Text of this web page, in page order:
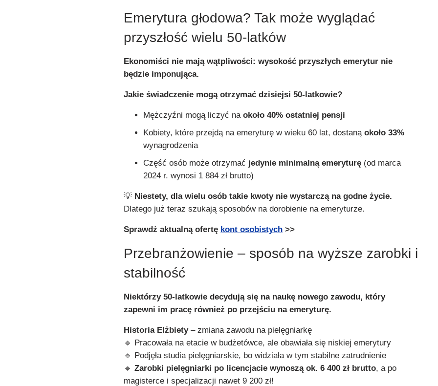
Emerytura głodowa? Tak może wyglądać
przyszłość wielu 50-latków
Ekonomiści nie mają wątpliwości: wysokość przyszłych emerytur nie
będzie imponująca.
Jakie świadczenie mogą otrzymać dzisiejsi 50-latkowie?
Mężczyźni mogą liczyć naokoło 40% ostatniej pensji
Kobiety, które przejdą na emeryturę w wieku 60 lat, dostanąokoło 33%
wynagrodzenia
Część osób może otrzymać jedynie minimalną emeryturę (od marca
2024 r. wynosi 1 884 zł brutto)
💡 Niestety, dla wielu osób takie kwoty nie wystarczą na godne życie.
Dlatego już teraz szukają sposobów na dorobienie na emeryturze.
Sprawdź aktualną ofertę kont osobistych >>
Przebranżowienie – sposób na wyższe zarobki i
stabilność
Niektórzy 50-latkowie decydują się na naukę nowego zawodu, który
zapewni im pracę również po przejściu na emeryturę.
Historia Elżbiety– zmiana zawodu na pielęgniarkę
🔹 Pracowała na etacie w budżetówce, ale obawiała się niskiej emerytury
🔹 Podjęła studia pielęgniarskie, bo widziała w tym stabilne zatrudnienie
🔹Zarobki pielęgniarki po licencjacie wynoszą ok. 6 400 zł brutto, a po
magisterce i specjalizacji nawet 9 200 zł!